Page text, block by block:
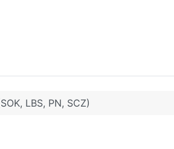
LBS, PN, SCZ)